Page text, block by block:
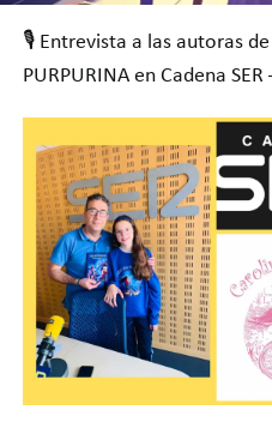
TIENDA
AUTORAS
CAPÍTULOS
GIRA
🎙️ Entrevista a las autoras de
PURPURINA en Cadena SER